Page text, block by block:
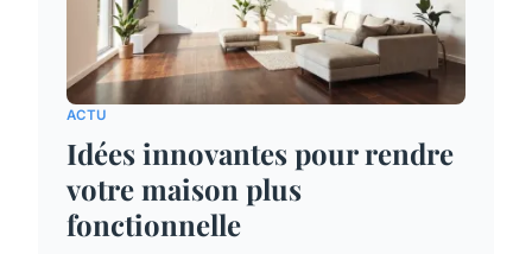
ACTU
Idées innovantes pour rendre
votre maison plus
fonctionnelle